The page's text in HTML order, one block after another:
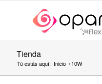
Tienda
Tú estás aquí: Inicio / 10W